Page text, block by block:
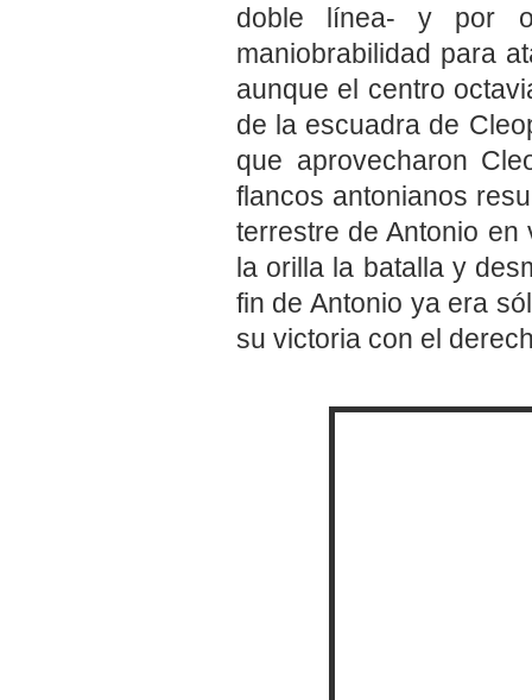
doble línea- y por
maniobrabilidad para
aunque el centro
de la escuadra de
que aprovecharon
flancos antonianos
terrestre de Antonio
la orilla la batalla y
fin de Antonio ya era
su victoria con el